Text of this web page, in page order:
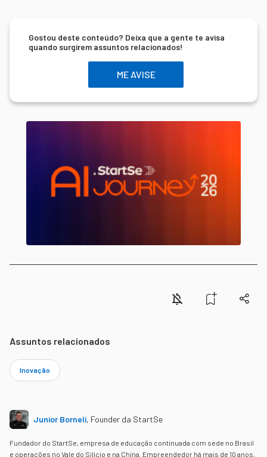
Gostou deste conteúdo? Deixa que a gente te avisa
quando surgirem assuntos relacionados!
ME AVISE
Assuntos relacionados
Inovação
Junior Borneli, Founder da StartSe
Fundador do StartSe, empresa de educação continuada com sede no Brasil
e operações no Vale do Silício e na China. Empreendedor há mais de 10 anos,